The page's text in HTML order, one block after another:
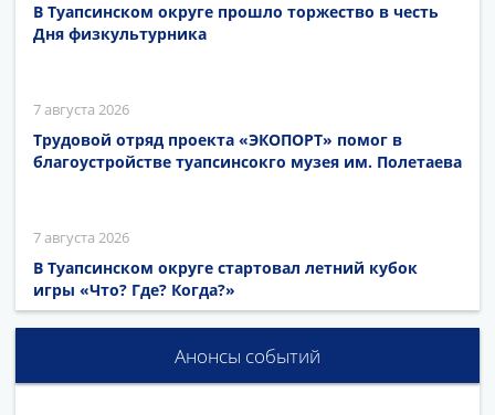
В Туапсинском округе прошло торжество в честь
Дня физкультурника
7 августа 2026
Трудовой отряд проекта «ЭКОПОРТ» помог в
благоустройстве туапсинсокго музея им. Полетаева
7 августа 2026
В Туапсинском округе стартовал летний кубок
игры «Что? Где? Когда?»
Анонсы событий